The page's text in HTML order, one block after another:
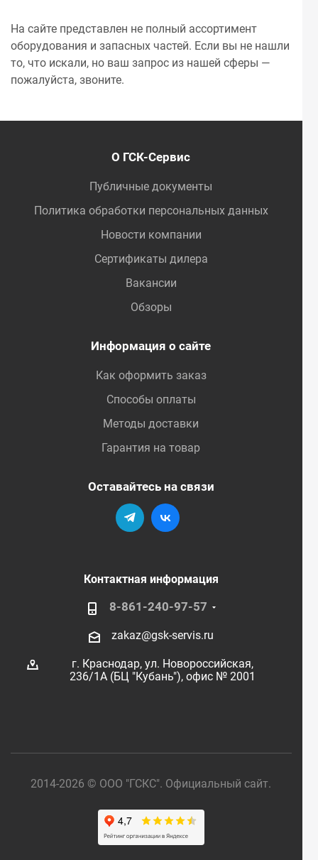
На сайте представлен не полный ассортимент
оборудования и запасных частей. Если вы не нашли
то, что искали, но ваш запрос из нашей сферы —
пожалуйста, звоните.
О ГСК-Сервис
Публичные документы
Политика обработки персональных данных
Новости компании
Сертификаты дилера
Вакансии
Обзоры
Информация о сайте
Как оформить заказ
Способы оплаты
Методы доставки
Гарантия на товар
Оставайтесь на связи
Контактная информация
8-861-240-97-57
zakaz@gsk-servis.ru
г. Краснодар, ул. Новороссийская,
236/1А (БЦ "Кубань"), офис № 2001
2014-2026 © ООО "ГСКС". Официальный сайт.